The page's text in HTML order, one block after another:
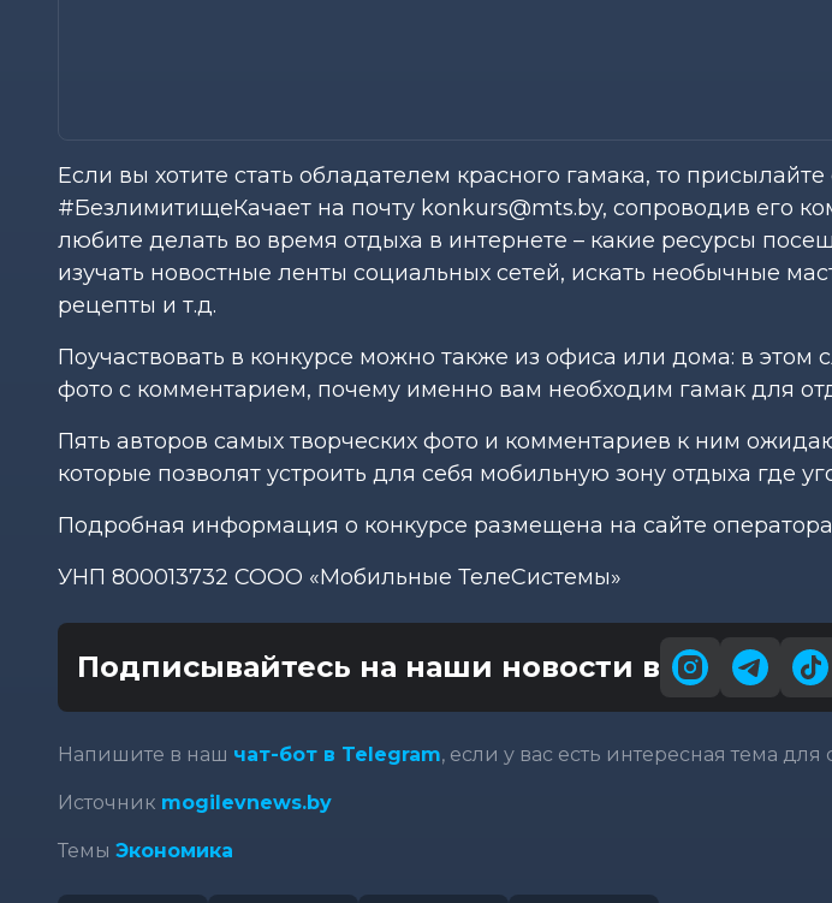
Если вы хотите стать обладателем красного гамака, то
#БезлимитищеКачает на почту konkurs@mts.by, сопроводив его
любите делать во время отдыха в интернете – какие ресурсы
изучать новостные ленты социальных сетей, искать необычные
рецепты и т.д.
Поучаствовать в конкурсе можно также из офиса или дома: в этом
фото с комментарием, почему именно вам необходим гамак для
Пять авторов самых творческих фото и комментариев к ним
которые позволят устроить для себя мобильную зону отдыха где
Подробная информация о конкурсе размещена на сайте
УНП 800013732 СООО «Мобильные ТелеСистемы»
Подписывайтесь на наши новости в
Напишите в наш чат-бот в Telegram, если у вас есть интересная тема для
Источник mogilevnews.by
Темы Экономика